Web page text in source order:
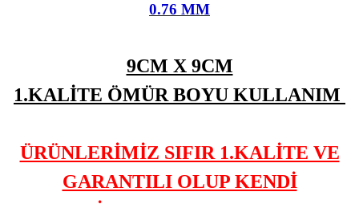
0.76 MM
9CM X 9CM
1.KALİTE ÖMÜR BOYU KULLANIM
ÜRÜNLERİMİZ SIFIR 1.KALİTE VE
GARANTILI OLUP KENDİ